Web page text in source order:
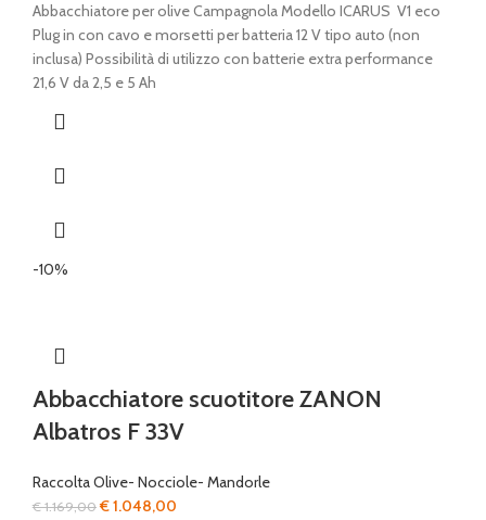
Abbacchiatore per olive Campagnola Modello ICARUS V1 eco
Plug in con cavo e morsetti per batteria 12 V tipo auto (non
inclusa) Possibilità di utilizzo con batterie extra performance
21,6 V da 2,5 e 5 Ah
-10%
Abbacchiatore scuotitore ZANON
Albatros F 33V
Raccolta Olive- Nocciole- Mandorle
€1.169,00Il€1.048,00